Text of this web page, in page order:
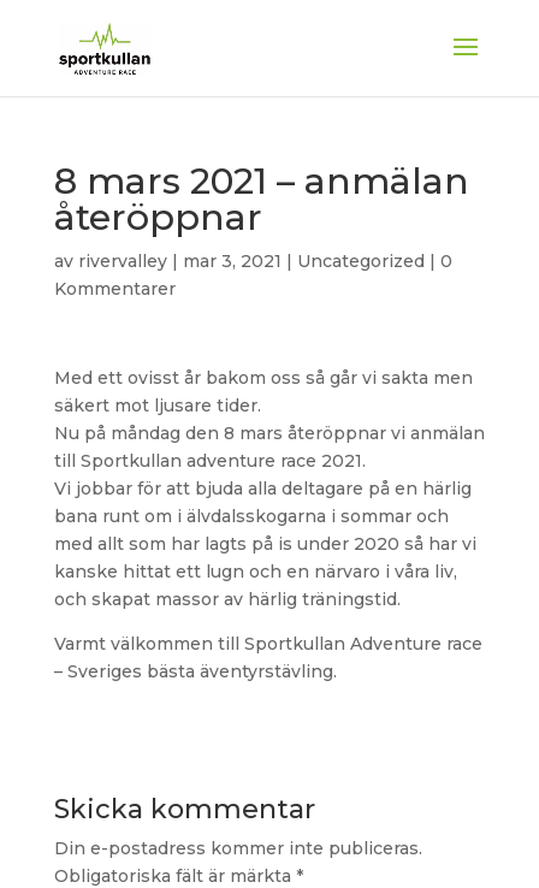
8 mars 2021 – anmälan
återöppnar
av rivervalley| mar 3, 2021 | Uncategorized | 0
Kommentarer
Med ett ovisst år bakom oss så går vi sakta men
säkert mot ljusare tider.
Nu på måndag den 8 mars återöppnar vi anmälan
till Sportkullan adventure race 2021.
Vi jobbar för att bjuda alla deltagare på en härlig
bana runt om i älvdalsskogarna i sommar och
med allt som har lagts på is under 2020 så har vi
kanske hittat ett lugn och en närvaro i våra liv,
och skapat massor av härlig träningstid.
Varmt välkommen till Sportkullan Adventure race
– Sveriges bästa äventyrstävling.
Skicka kommentar
Din e-postadress kommer inte publiceras.
Obligatoriska fält är märkta *